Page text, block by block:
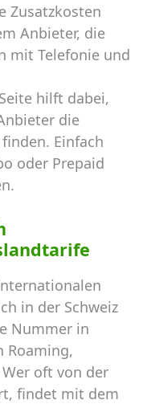
Zusatzkosten
Anbieter, die
mit Telefonie und
hilft dabei,
die
Einfach
oder Prepaid
in der Schweiz
Nummer in
Roaming,
oft von der
findet mit dem